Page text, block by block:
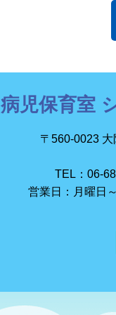
病児保育室
〒560-0023
TEL：06-
営業日：月曜日